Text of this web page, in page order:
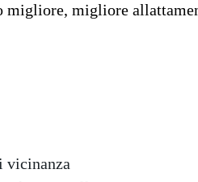
migliore
vicinanza